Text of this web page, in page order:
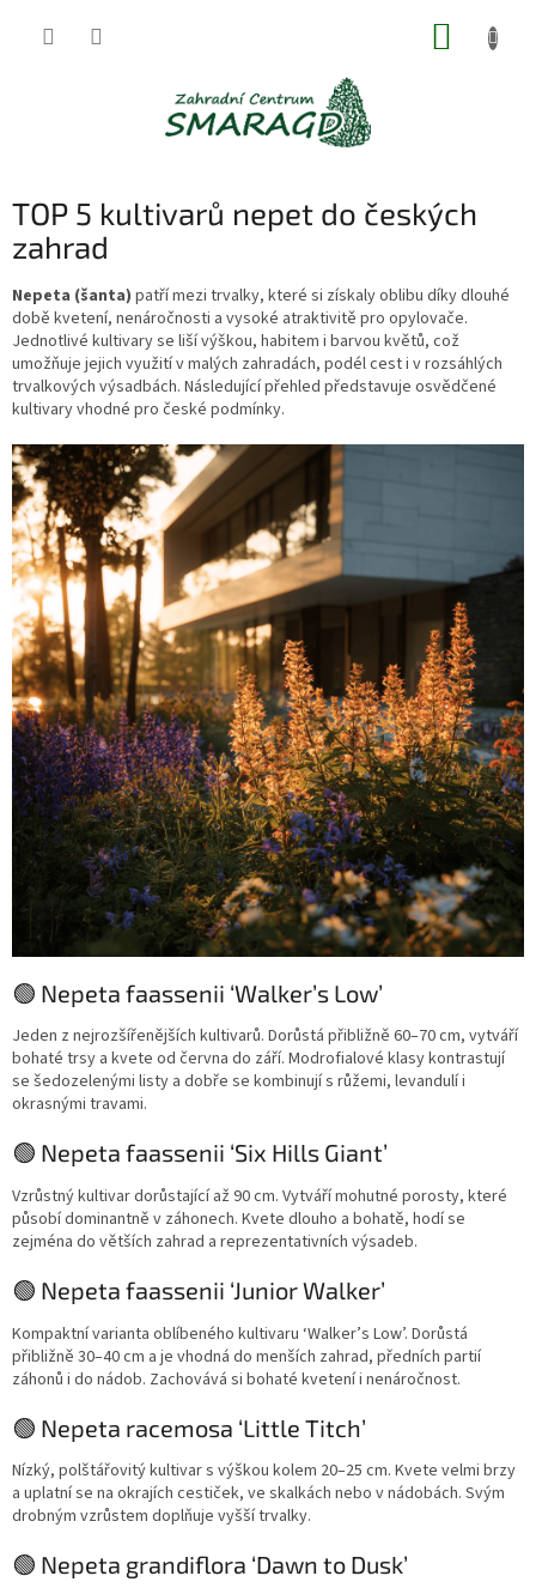
TOP 5 kultivarů nepet do českých
zahrad
Nepeta (šanta) patří mezi trvalky, které si získaly oblibu díky dlouhé
době kvetení, nenáročnosti a vysoké atraktivitě pro opylovače.
Jednotlivé kultivary se liší výškou, habitem i barvou květů, což
umožňuje jejich využití v malých zahradách, podél cest i v rozsáhlých
trvalkových výsadbách. Následující přehled představuje osvědčené
kultivary vhodné pro české podmínky.
🟢 Nepeta faassenii ‘Walker’s Low’
Jeden z nejrozšířenějších kultivarů. Dorůstá přibližně 60–70 cm, vytváří
bohaté trsy a kvete od června do září. Modrofialové klasy kontrastují
se šedozelenými listy a dobře se kombinují s růžemi, levandulí i
okrasnými travami.
🟢 Nepeta faassenii ‘Six Hills Giant’
Vzrůstný kultivar dorůstající až 90 cm. Vytváří mohutné porosty, které
působí dominantně v záhonech. Kvete dlouho a bohatě, hodí se
zejména do větších zahrad a reprezentativních výsadeb.
🟢 Nepeta faassenii ‘Junior Walker’
Kompaktní varianta oblíbeného kultivaru ‘Walker’s Low’. Dorůstá
přibližně 30–40 cm a je vhodná do menších zahrad, předních partií
záhonů i do nádob. Zachovává si bohaté kvetení i nenáročnost.
🟢 Nepeta racemosa ‘Little Titch’
Nízký, polštářovitý kultivar s výškou kolem 20–25 cm. Kvete velmi brzy
a uplatní se na okrajích cestiček, ve skalkách nebo v nádobách. Svým
drobným vzrůstem doplňuje vyšší trvalky.
🟢 Nepeta grandiflora ‘Dawn to Dusk’